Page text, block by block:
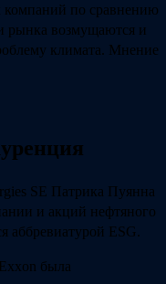
компаний по сравнению
рынка возмущаются и
климата. Мнение
SE Патрика Пуянна
и акций нефтяного
аббревиатурой ESG.
была